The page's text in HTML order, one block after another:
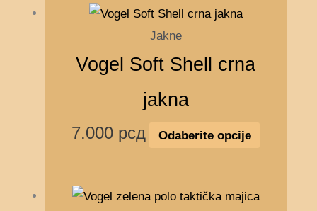
Jakne
Vogel Soft Shell crna
jakna
7.000 рсд Odaberite opcije